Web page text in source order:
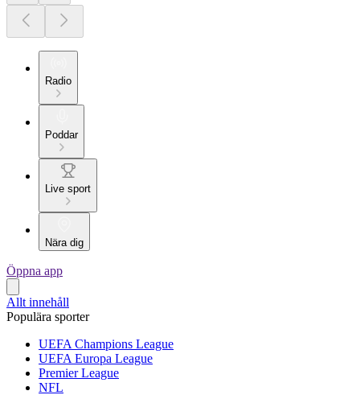
Radio
Poddar
Live sport
Nära dig
Öppna app
Allt innehåll
Populära sporter
UEFA Champions League
UEFA Europa League
Premier League
NFL